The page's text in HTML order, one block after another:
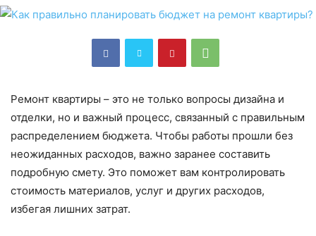
Ремонт квартиры – это не только вопросы дизайна и
отделки, но и важный процесс, связанный с правильным
распределением бюджета. Чтобы работы прошли без
неожиданных расходов, важно заранее составить
подробную смету. Это поможет вам контролировать
стоимость материалов, услуг и других расходов,
избегая лишних затрат.